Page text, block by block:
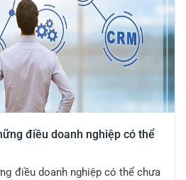
điều doanh nghiệp có thể
điều doanh nghiệp có thể chưa